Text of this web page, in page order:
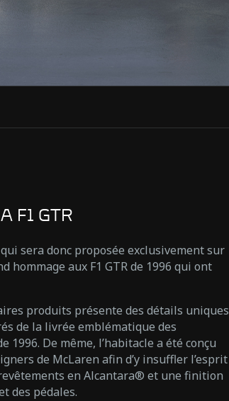
F1 GTR
qui sera donc proposée exclusivement sur
hommage aux F1 GTR de 1996 qui ont
produits présente des détails uniques
de la livrée emblématique des
1996. De même, l’habitacle a été conçu
de McLaren afin d’y insuffler l’esprit
revêtements en Alcantara® et une finition
des pédales.